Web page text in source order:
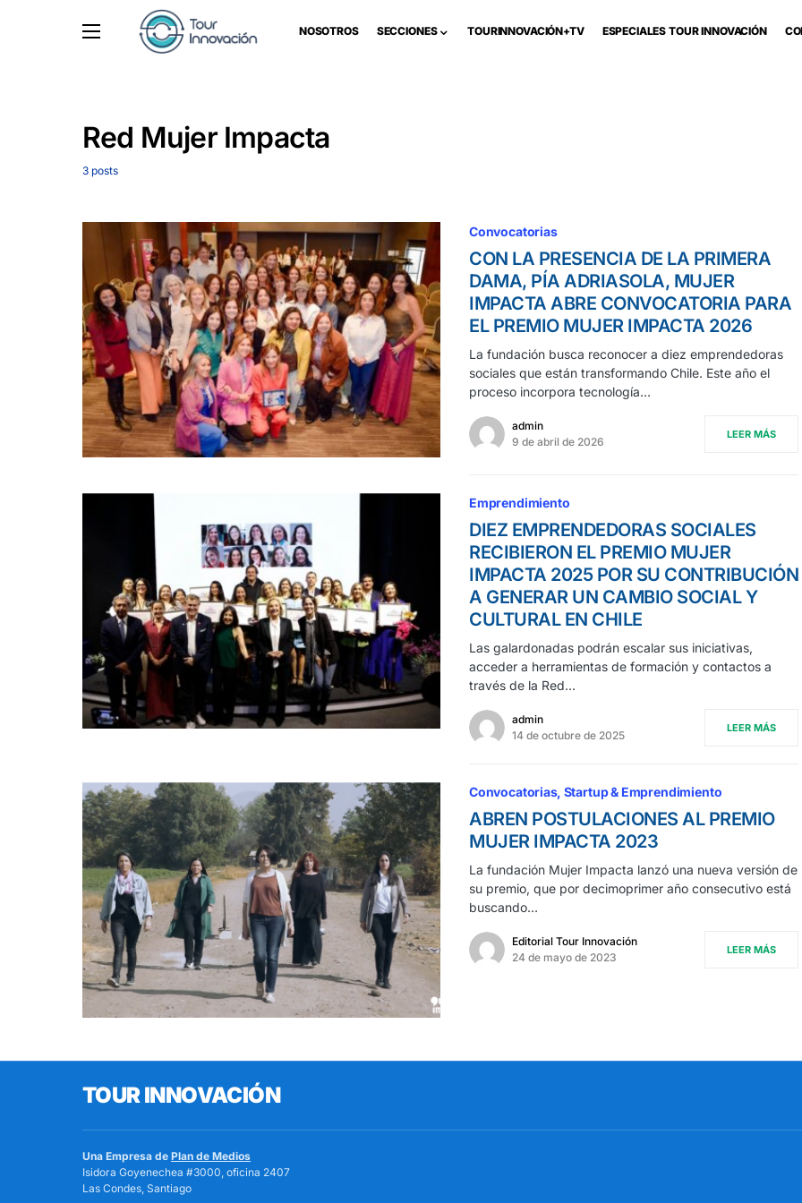
NOSOTROS SECCIONES TOURINNOVACIÓN+TV ESPECIALES TOUR INNOVACIÓN
Red Mujer Impacta
3 posts
Convocatorias
CON LA PRESENCIA DE LA PRIMERA
DAMA, PÍA ADRIASOLA, MUJER
IMPACTA ABRE CONVOCATORIA PARA
EL PREMIO MUJER IMPACTA 2026
La fundación busca reconocer a diez emprendedoras
sociales que están transformando Chile. Este año el
proceso incorpora tecnología…
admin
9 de abril de 2026
LEER MÁS
Emprendimiento
DIEZ EMPRENDEDORAS SOCIALES
RECIBIERON EL PREMIO MUJER
IMPACTA 2025 POR SU CONTRIBUCIÓN
A GENERAR UN CAMBIO SOCIAL Y
CULTURAL EN CHILE
Las galardonadas podrán escalar sus iniciativas,
acceder a herramientas de formación y contactos a
través de la Red…
admin
14 de octubre de 2025
LEER MÁS
Convocatorias Startup & Emprendimiento
ABREN POSTULACIONES AL PREMIO
MUJER IMPACTA 2023
La fundación Mujer Impacta lanzó una nueva versión de
su premio, que por decimoprimer año consecutivo está
buscando…
Editorial Tour Innovación
24 de mayo de 2023
LEER MÁS
TOUR INNOVACIÓN
Una Empresa de Plan de Medios
Isidora Goyenechea #3000, oficina 2407
Las Condes, Santiago